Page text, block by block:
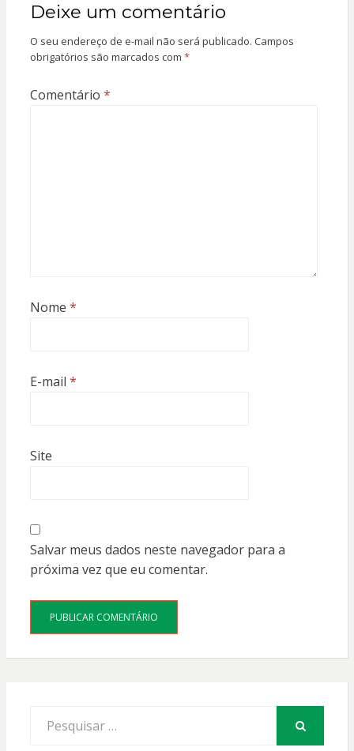
Deixe um comentário
O seu endereço de e-mail não será publicado. Campos
obrigatórios são marcados com *
Comentário *
Nome *
E-mail *
Site
Salvar meus dados neste navegador para a
próxima vez que eu comentar.
por: